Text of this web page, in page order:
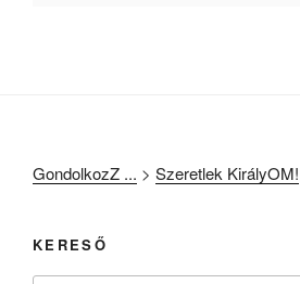
GondolkozZ ... > Szeretlek KirályOM!
KERESŐ